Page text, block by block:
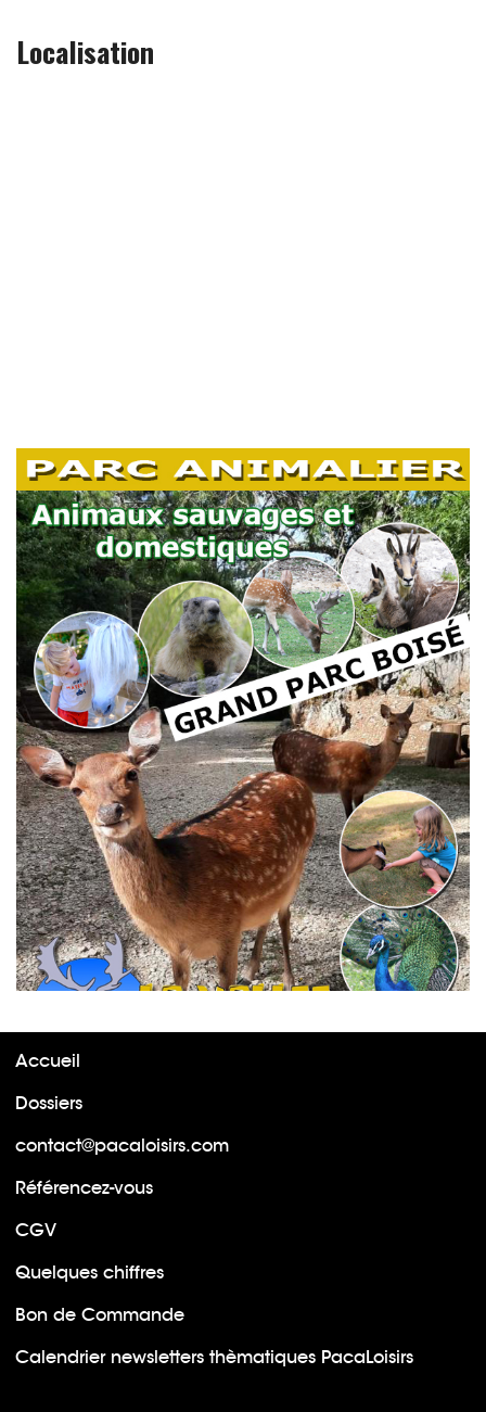
Localisation
Accueil
Dossiers
contact@pacaloisirs.com
Référencez-vous
CGV
Quelques chiffres
Bon de Commande
Calendrier newsletters thèmatiques PacaLoisirs